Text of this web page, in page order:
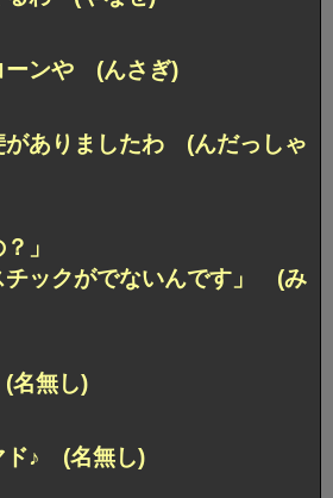
ーンや (んさぎ)
がありましたわ (んだっしゃ
」
チックがでないんです」 (み
名無し)
ド♪ (名無し)